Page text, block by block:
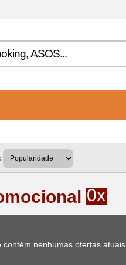
0x
nenhumas ofertas atuais.